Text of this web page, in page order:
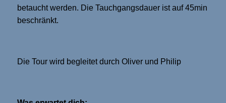
betaucht werden. Die Tauchgangsdauer ist auf 45min
beschränkt.
Die Tour wird begleitet durch Oliver und Philip